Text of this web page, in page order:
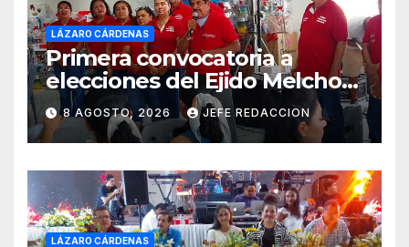
LÁZARO CÁRDENAS
Primera convocatoria a
elecciones del Ejido Melchor
Ocampo en Lázaro Cárdenas
el domingo
8 AGOSTO, 2026 JEFE REDACCION
LÁZARO CÁRDENAS